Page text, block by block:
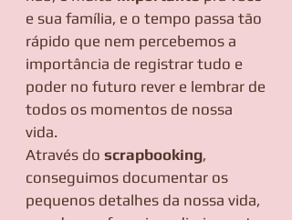
e sua família, e o tempo passa tão
rápido que nem percebemos a
importância de registrar tudo e
poder no futuro rever e lembrar de
todos os momentos de nossa
vida.
Através do scrapbooking,
conseguimos documentar os
pequenos detalhes da nossa vida,